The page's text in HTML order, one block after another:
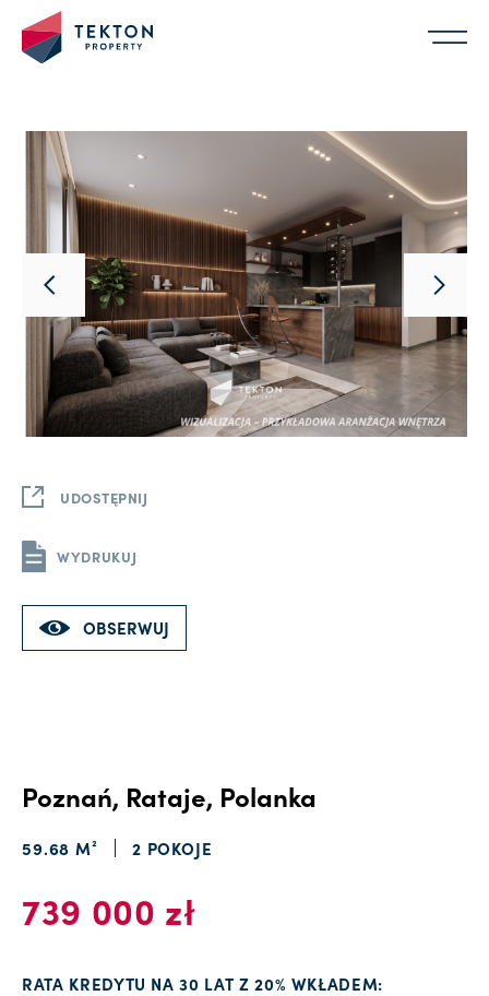
UDOSTĘPNIJ
WYDRUKUJ
OBSERWUJ
Poznań, Rataje, Polanka
59.68 M² 2 POKOJE
739 000 zł
RATA KREDYTU NA 30 LAT Z 20% WKŁADEM: